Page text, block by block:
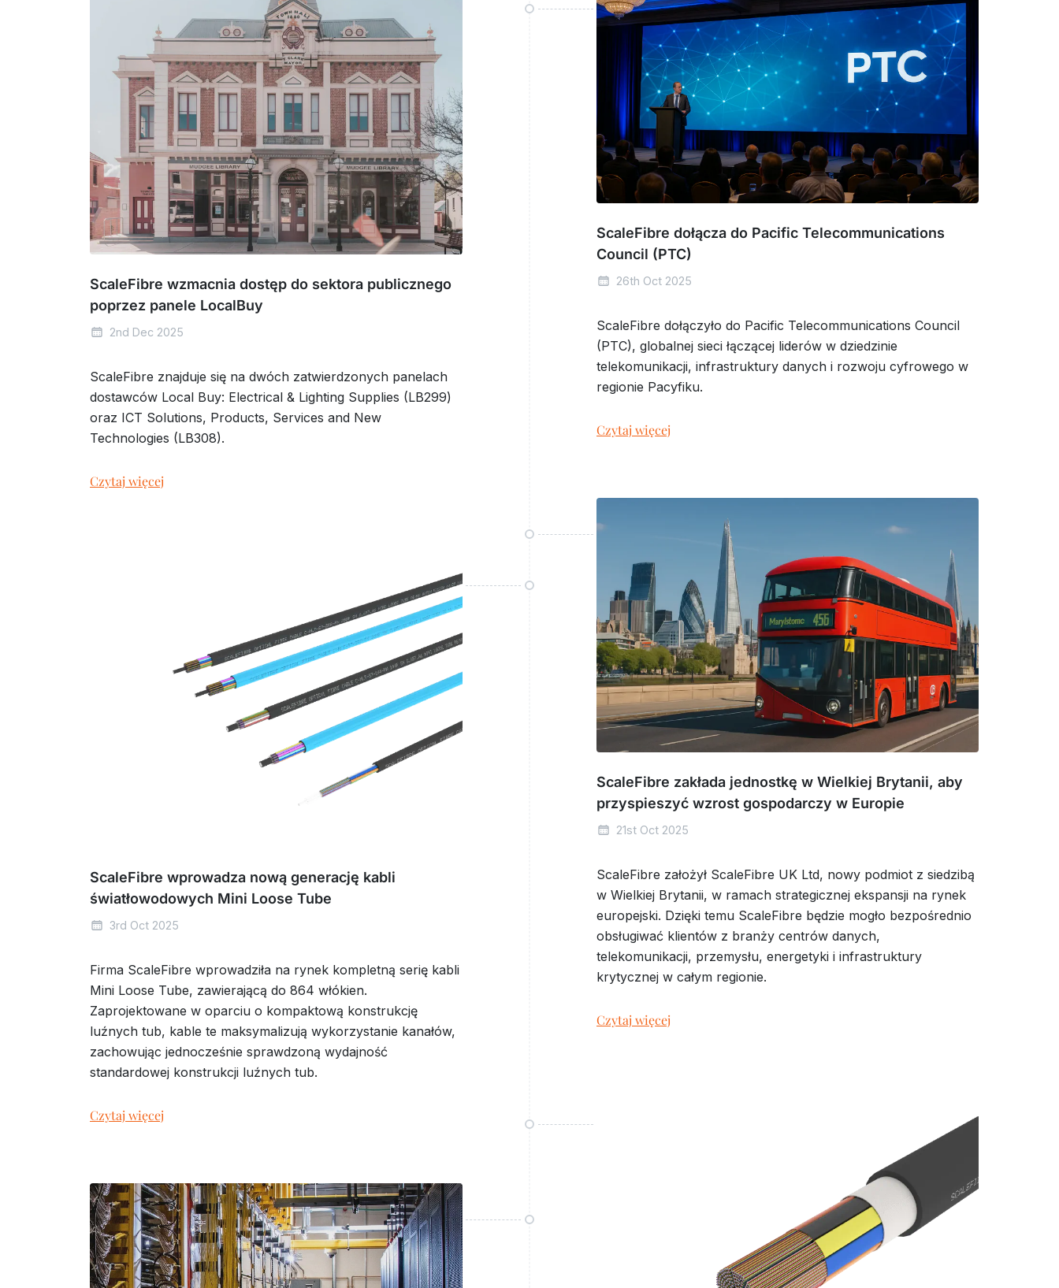
ScaleFibre wzmacnia dostęp do sektora publicznego
poprzez panele LocalBuy
2nd Dec 2025
ScaleFibre znajduje się na dwóch zatwierdzonych panelach
dostawców Local Buy: Electrical & Lighting Supplies (LB299)
oraz ICT Solutions, Products, Services and New
Technologies (LB308).
Czytaj więcej
ScaleFibre dołącza do Pacific Telecommunications
Council (PTC)
26th Oct 2025
ScaleFibre dołączyło do Pacific Telecommunications Council
(PTC), globalnej sieci łączącej liderów w dziedzinie
telekomunikacji, infrastruktury danych i rozwoju cyfrowego w
regionie Pacyfiku.
Czytaj więcej
ScaleFibre zakłada jednostkę w Wielkiej Brytanii, aby
przyspieszyć wzrost gospodarczy w Europie
21st Oct 2025
ScaleFibre założył ScaleFibre UK Ltd, nowy podmiot z siedzibą
w Wielkiej Brytanii, w ramach strategicznej ekspansji na rynek
europejski. Dzięki temu ScaleFibre będzie mogło bezpośrednio
obsługiwać klientów z branży centrów danych,
telekomunikacji, przemysłu, energetyki i infrastruktury
krytycznej w całym regionie.
Czytaj więcej
ScaleFibre wprowadza nową generację kabli
światłowodowych Mini Loose Tube
3rd Oct 2025
Firma ScaleFibre wprowadziła na rynek kompletną serię kabli
Mini Loose Tube, zawierającą do 864 włókien.
Zaprojektowane w oparciu o kompaktową konstrukcję
luźnych tub, kable te maksymalizują wykorzystanie kanałów,
zachowując jednocześnie sprawdzoną wydajność
standardowej konstrukcji luźnych tub.
Czytaj więcej